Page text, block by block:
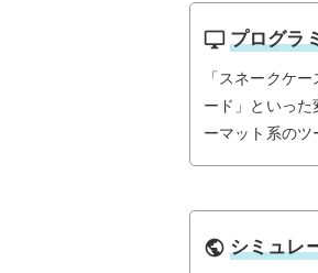
desktop_windows プログラ
「スネークケ
ード」といった
ーマット系のツ
public シミュレ